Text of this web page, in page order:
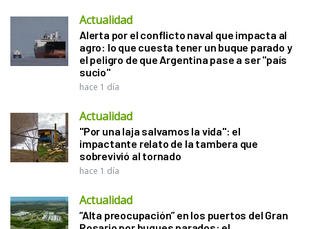
Actualidad
Alerta por el conflicto naval que impacta al
agro: lo que cuesta tener un buque parado y
el peligro de que Argentina pase a ser "país
sucio"
hace 1 día
Actualidad
"Por una laja salvamos la vida": el
impactante relato de la tambera que
sobrevivió al tornado
hace 1 día
Actualidad
“Alta preocupación” en los puertos del Gran